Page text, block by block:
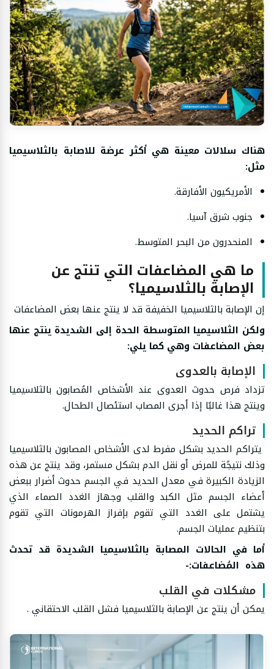
هناك سلالات معينة هي أكثر عرضة للاصابة بالثلاسيميا
مثل:
الأمريكيون الأفارقة.
جنوب شرق آسيا.
المنحدرون من البحر المتوسط.
ما هي المضاعفات التي تنتج عن
الإصابة بالثلاسيميا؟
إن الإصابة بالثلاسيميا الخفيفة قد لا ينتج عنها بعض المضاعفات
ولكن الثلاسيميا المتوسطة الحدة إلى الشديدة ينتج عنها
بعض المضاعفات وهي كما يلي:
الإصابة بالعدوى
تزداد فرص حدوث العدوى عند الأشخاص المُصابون بالثلاسيميا
وينتج هذا غالبًا إذا أجرى المصاب استئصال الطحال.
تراكم الحديد
يتراكم الحديد بشكل مفرط لدى الأشخاص المصابون بالثلاسيميا
وذلك نتيجًة للمرض أو نقل الدم بشكل مستمر، وقد ينتج عن هذه
الزيادة الكبيرة في معدل الحديد في الجسم حدوث أضرار ببعض
أعضاء الجسم مثل الكبد والقلب وجهاز الغدد الصماء الذي
يشتمل على الغدد التي تقوم بإفراز الهرمونات التي تقوم
بتنظيم عمليات الجسم.
أما في الحالات المصابة بالثلاسيميا الشديدة قد تحدث
هذه المُضاعفات:-
مشكلات في القلب
يمكن أن ينتج عن الإصابة بالثلاسيميا فشل القلب الاحتقاني .